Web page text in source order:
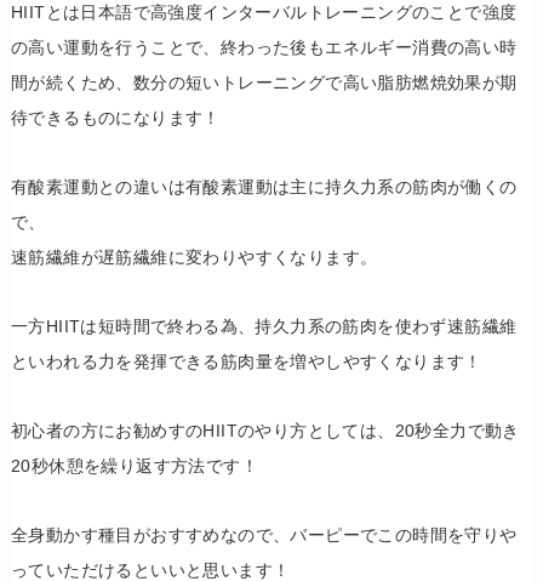
HIITとは日本語で高強度インターバルトレーニングのことで強度
の高い運動を行うことで、終わった後もエネルギー消費の高い時
間が続くため、数分の短いトレーニングで高い脂肪燃焼効果が期
待できるものになります！
有酸素運動との違いは有酸素運動は主に持久力系の筋肉が働くの
で、
速筋繊維が遅筋繊維に変わりやすくなります。
一方HIITは短時間で終わる為、持久力系の筋肉を使わず速筋繊維
といわれる力を発揮できる筋肉量を増やしやすくなります！
初心者の方にお勧めすのHIITのやり方としては、20秒全力で動き
20秒休憩を繰り返す方法です！
全身動かす種目がおすすめなので、バーピーでこの時間を守りや
っていただけるといいと思います！